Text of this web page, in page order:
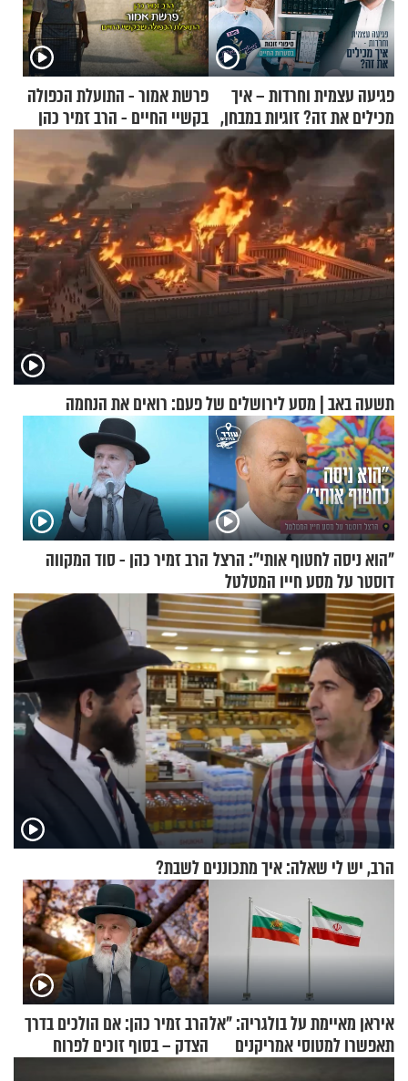
פגיעה עצמית וחרדות – איך
מכילים את זה? זוגיות במבחן,
הפעם עם יהודית ואלתר כהן
פרשת אמור - התועלת הכפולה
בקשיי החיים - הרב זמיר כהן
תשעה באב | מסע לירושלים של פעם: רואים את הנחמה
"הוא ניסה לחטוף אותי": הרצל
דוסטר על מסע חייו המטלטל
הרב זמיר כהן - סוד המקווה
הרב, יש לי שאלה: איך מתכוננים לשבת?
איראן מאיימת על בולגריה: "אל
תאפשרו למטוסי אמריקנים
הרב זמיר כהן: אם הולכים בדרך
הצדק – בסוף זוכים לפרוח